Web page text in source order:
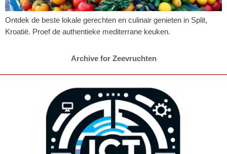
Ontdek de beste lokale gerechten en culinair genieten in Split,
Kroatië. Proef de authentieke mediterrane keuken.
Archive for Zeevruchten